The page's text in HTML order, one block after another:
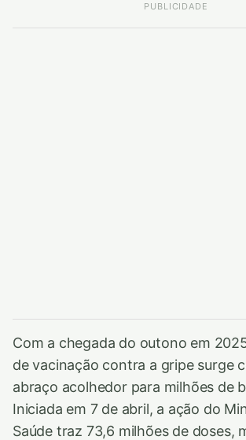
PUBLICIDADE
Com a chegada do outono em
de vacinação contra a gripe surge
abraço acolhedor para milhões de
Iniciada em 7 de abril, a ação do
Saúde traz 73,6 milhões de doses,